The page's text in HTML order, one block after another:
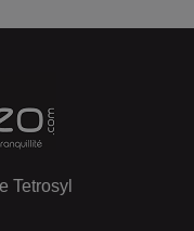
Tetrosyl